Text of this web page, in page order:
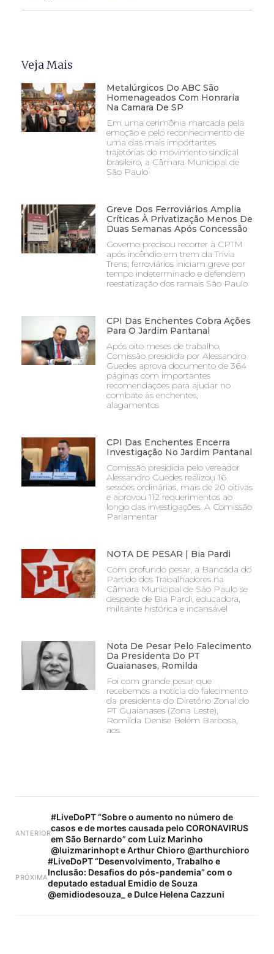
Veja Mais
Metalúrgicos Do ABC São
Homenageados Com Honraria
Na Camara De SP
Em uma cerimônia marcada pela
emoção e pelo reconhecimento de
uma das mais importantes
trajetórias do movimento sindical
brasileiro, a Câmara Municipal de
São Paulo
Greve Dos Ferroviários Amplia
Críticas À Privatização Menos De
Duas Semanas Após Concessão
Governo precisou recorrer à CPTM
após incêndio em trem da Trivia
Trens; ferroviários iniciam greve por
tempo indeterminado e defendem
reestatização dos ramais São Paulo
CPI Das Enchentes Cobra Ações
Para O Jardim Pantanal
Após oito meses de trabalho,
Comissão presidida por Alessandro
Guedes aprova documento de 364
páginas com importantes
recomendações para ajudar no
combate às enchentes,
alagamentos
CPI Das Enchentes Encerra
Investigação No Jardim Pantanal
Comissão presidida pelo vereador
Alessandro Guedes realizou 16
sessões ordinárias, mais de 20 oitivas
e aprovou 112 requerimentos ao
longo das investigações. A Comissão
Parlamentar
NOTA DE PESAR | Bia Pardi
Com profundo pesar, a Bancada do
Partido dos Trabalhadores na
Câmara Municipal de São Paulo se
despede de Bia Pardi, educadora,
militante histórica e incansável
Nota De Pesar Pelo Falecimento
Da Presidenta Do PT
Guaianases, Romilda
Foi com grande pesar que
recebemos a notícia do falecimento
da presidenta do Diretório Zonal do
PT Guaianases (Zona Leste),
Romilda Denise Belém Barbosa,
aos
ANTERIOR
#LiveDoPT “Sobre o aumento no número de
casos e de mortes causada pelo CORONAVIRUS
em São Bernardo” com Luiz Marinho
@luizmarinhopt e Arthur Chioro @arthurchioro
PRÓXIMA
#LiveDoPT “Desenvolvimento, Trabalho e
Inclusão: Desafios do pós-pandemia” com o
deputado estadual Emidio de Souza
@emidiodesouza_ e Dulce Helena Cazzuni